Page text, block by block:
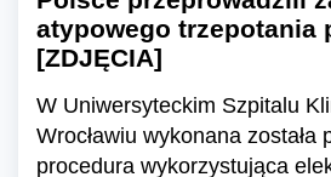
atypowego trzepotania
[ZDJĘCIA]
W Uniwersyteckim Szpitalu
Wrocławiu wykonana została
procedura wykorzystująca